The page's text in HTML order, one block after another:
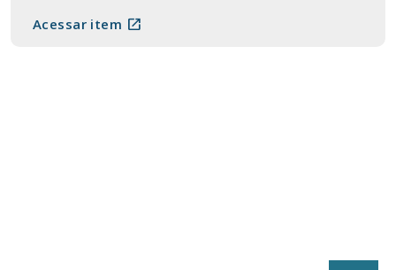
Acessar item open_in_new